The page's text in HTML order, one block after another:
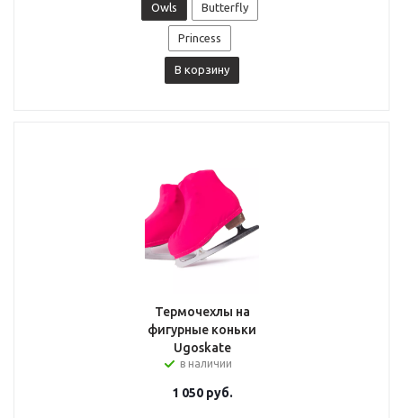
Owls Butterfly
Princess
В корзину
Термочехлы на
фигурные коньки
Ugoskate
в наличии
1 050руб.